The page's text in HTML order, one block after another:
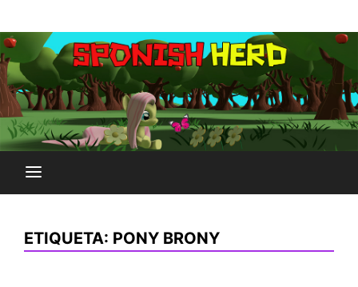
al
contenido
SPONISH HERD
ETIQUETA: PONY BRONY